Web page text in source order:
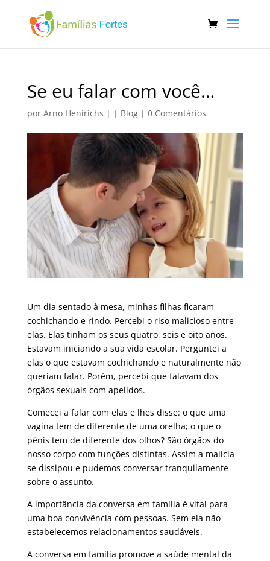
Se eu falar com você…
por Arno Henirichs | | Blog| 0 Comentários
Um dia sentado à mesa, minhas filhas ficaram
cochichando e rindo. Percebi o riso malicioso entre
elas. Elas tinham os seus quatro, seis e oito anos.
Estavam iniciando a sua vida escolar. Perguntei a
elas o que estavam cochichando e naturalmente não
queriam falar. Porém, percebi que falavam dos
órgãos sexuais com apelidos.
Comecei a falar com elas e lhes disse: o que uma
vagina tem de diferente de uma orelha; o que o
pênis tem de diferente dos olhos? São órgãos do
nosso corpo com funções distintas. Assim a malícia
se dissipou e pudemos conversar tranquilamente
sobre o assunto.
A importância da conversa em família é vital para
uma boa convivência com pessoas. Sem ela não
estabelecemos relacionamentos saudáveis.
A conversa em família promove a saúde mental da